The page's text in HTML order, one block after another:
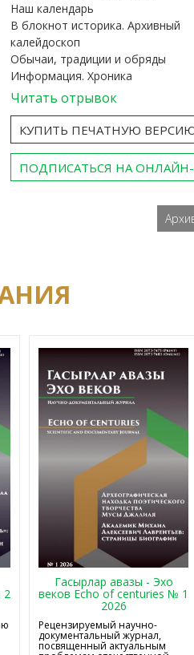
Наш календарь
В блокнот историка. Архивный
калейдоскоп
Обычаи, традиции и обряды
Информация. Хроника
Читать отрывок
КУПИТЬ ПЕЧАТНУЮ
ПОДПИСАТЬСЯ НА
2
Гасырлар авазы - Эхо
веков Echo of centuries № 1
2026
Рецензируемый научно-
документальный журнал,
посвященный актуальным